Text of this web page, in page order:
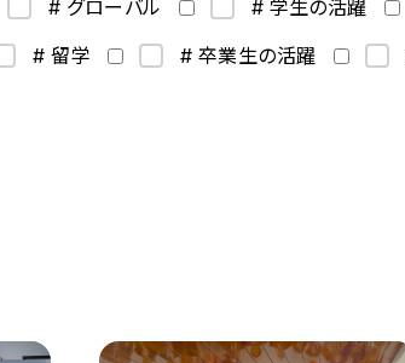
# グローバル # 学生の活躍
# 留学 # 卒業生の活躍